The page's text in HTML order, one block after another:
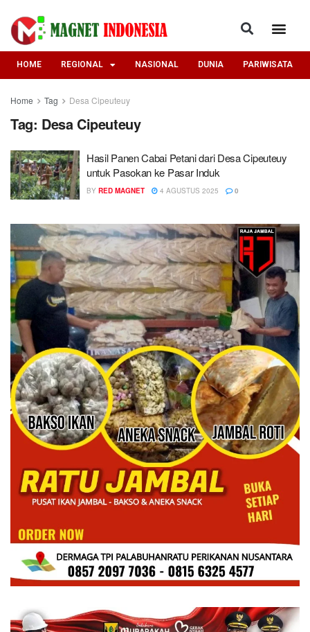
HOME REGIONAL NASIONAL DUNIA PARIWISATA
Home Tag Desa Cipeuteuy
Tag: Desa Cipeuteuy
Hasil Panen Cabai Petani dari Desa Cipeuteuy
untuk Pasokan ke Pasar Induk
BY RED MAGNET 4 AGUSTUS 2025 0